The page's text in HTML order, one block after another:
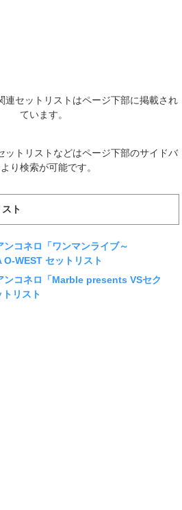
連セットリストはページ下部に掲載され
ています。
ットリストなどはページ下部のサイドバ
り検索が可能です。
ト
コネロ「ワンマンライブ～
WEST セットリスト
ンコネロ「Marble presents VSセク
リスト